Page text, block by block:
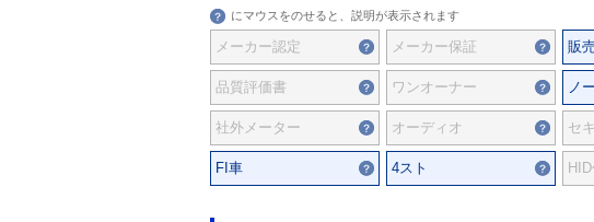
にマウスをのせると、説明が表示されます
メーカー認定 メーカー保証 販
品質評価書 ワンオーナー ノ
社外メーター オーディオ セ
FI車 4スト